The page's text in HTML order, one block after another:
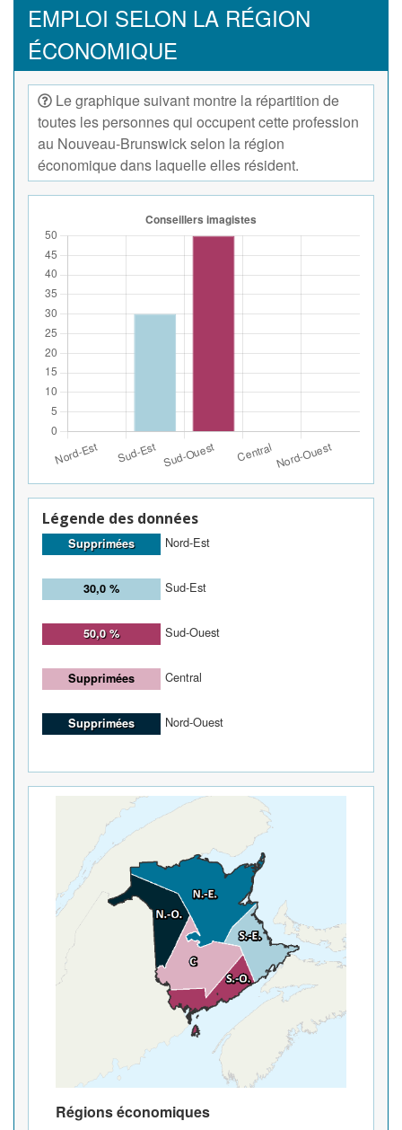
EMPLOI SELON LA RÉGION
ÉCONOMIQUE
Le graphique suivant montre la répartition de
toutes les personnes qui occupent cette profession
au Nouveau-Brunswick selon la région
économique dans laquelle elles résident.
Légende des données
Supprimées Nord-Est
30,0 % Sud-Est
50,0 % Sud-Ouest
Supprimées Central
Supprimées Nord-Ouest
Régions économiques